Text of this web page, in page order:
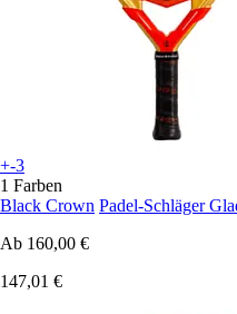
+-3
1 Farben
Black Crown Padel-Schläger
Ab 160,00 €
147,01 €